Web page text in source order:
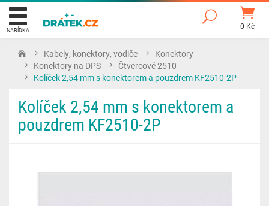
0 Kč
NABÍDKA
Kabely, konektory, vodiče
Konektory
Konektory na DPS
Čtvercové 2510
Kolíček 2,54 mm s konektorem a pouzdrem KF2510-2P
Kolíček 2,54 mm s konektorem a
pouzdrem KF2510-2P